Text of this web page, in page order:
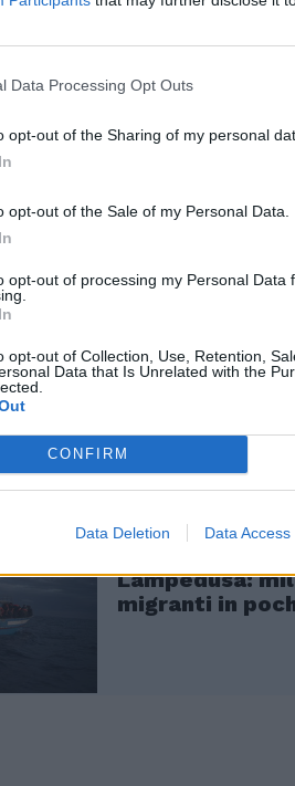
Data Processing Opt Outs
opt-out of the Sharing of my personal
opt-out of the Sale of my Personal Data.
opt-out of processing my Personal Data
opt-out of Collection, Use, Retention,
Data that Is Unrelated with the
CONFIRM
Data Deletion Data Access
Salvini, ritiene
Totò Martello, non
neppure commenti». E
il pelo ma non il vizio, è
italiani contro i migrantì».
leghista, che ha
un giorno, ma per il sindaco
bene».
Riparte la
Lampedusa:
migranti in